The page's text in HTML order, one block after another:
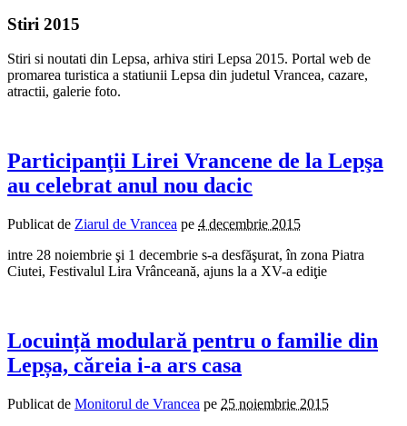
Stiri 2015
Stiri si noutati din Lepsa, arhiva stiri Lepsa 2015. Portal web de
promarea turistica a statiunii Lepsa din judetul Vrancea, cazare,
atractii, galerie foto.
Participanţii Lirei Vrancene de la Lepşa
au celebrat anul nou dacic
Publicat de Ziarul de Vrancea pe 4 decembrie 2015
intre 28 noiembrie şi 1 decembrie s-a desfăşurat, în zona Piatra
Ciutei, Festivalul Lira Vrânceană, ajuns la a XV-a ediţie
Locuință modulară pentru o familie din
Lepșa, căreia i-a ars casa
Publicat de Monitorul de Vrancea pe 25 noiembrie 2015